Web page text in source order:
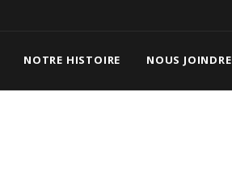
NOTRE HISTOIRE NOUS JOINDRE